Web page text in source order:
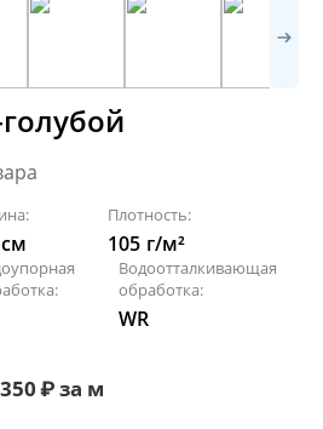
см
Плотность:
105 г/м²
Водоотталкивающая
обработка:
WR
350₽за м